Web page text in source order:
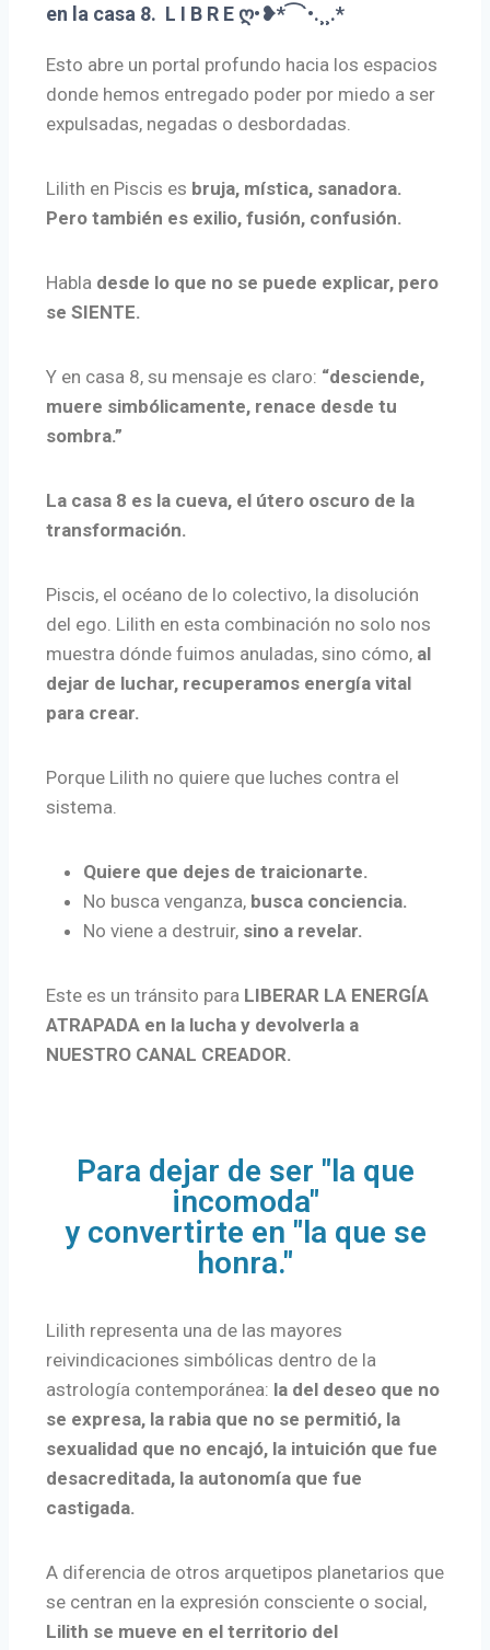
en la casa 8. L I B R E ღ•❥*⁀`•.¸¸.*
Esto abre un portal profundo hacia los espacios
donde hemos entregado poder por miedo a ser
expulsadas, negadas o desbordadas.
Lilith en Piscis es bruja, mística, sanadora.
Pero también es exilio, fusión, confusión.
Habla desde lo que no se puede explicar, pero
se SIENTE.
Y en casa 8, su mensaje es claro: “desciende,
muere simbólicamente, renace desde tu
sombra.”
La casa 8 es la cueva, el útero oscuro de la
transformación.
Piscis, el océano de lo colectivo, la disolución
del ego. Lilith en esta combinación no solo nos
muestra dónde fuimos anuladas, sino cómo, al
dejar de luchar, recuperamos energía vital
para crear.
Porque Lilith no quiere que luches contra el
sistema.
Quiere que dejes de traicionarte.
No busca venganza, busca conciencia.
No viene a destruir, sino a revelar.
Este es un tránsito para LIBERAR LA ENERGÍA
ATRAPADA en la lucha y devolverla a
NUESTRO CANAL CREADOR.
Para dejar de ser "la que
incomoda"
y convertirte en "la que se
honra."
Lilith representa una de las mayores
reivindicaciones simbólicas dentro de la
astrología contemporánea: la del deseo que no
se expresa, la rabia que no se permitió, la
sexualidad que no encajó, la intuición que fue
desacreditada, la autonomía que fue
castigada.
A diferencia de otros arquetipos planetarios que
se centran en la expresión consciente o social,
Lilith se mueve en el territorio del